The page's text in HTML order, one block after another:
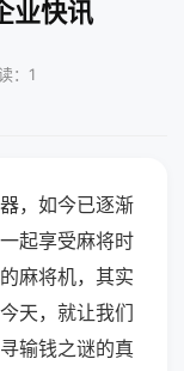
业快讯
：1
，如今已逐渐
起享受麻将时
麻将机，其实
天，就让我们
输钱之谜的真